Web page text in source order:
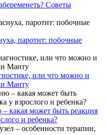
Советы
паротит: побочные
или что можно и
Манту
какая может быть реакция
и ребенка?